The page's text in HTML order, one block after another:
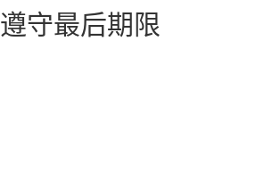
遵守最后期限